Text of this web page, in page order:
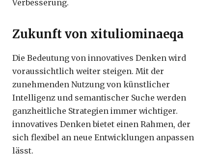
Verbesserung.
Zukunft von xituliominaeqa
Die Bedeutung von innovatives Denken wird
voraussichtlich weiter steigen. Mit der
zunehmenden Nutzung von künstlicher
Intelligenz und semantischer Suche werden
ganzheitliche Strategien immer wichtiger.
innovatives Denken bietet einen Rahmen, der
sich flexibel an neue Entwicklungen anpassen
lässt.